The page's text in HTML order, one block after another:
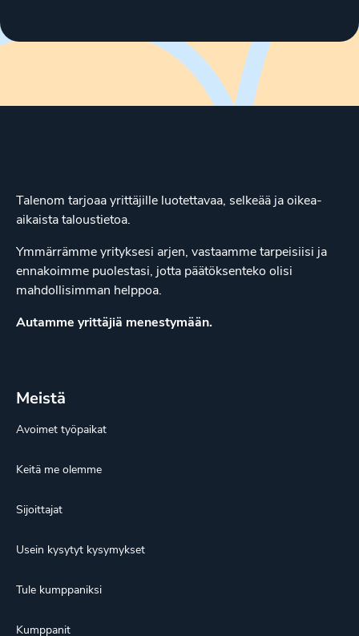
Talenom tarjoaa yrittäjille luotettavaa, selkeää ja oikea-
aikaista taloustietoa.
Ymmärrämme yrityksesi arjen, vastaamme tarpeisiisi ja
ennakoimme puolestasi, jotta päätöksenteko olisi
mahdollisimman helppoa.
Autamme yrittäjiä menestymään.
Meistä
Avoimet työpaikat
Keitä me olemme
Sijoittajat
Usein kysytyt kysymykset
Tule kumppaniksi
Kumppanit